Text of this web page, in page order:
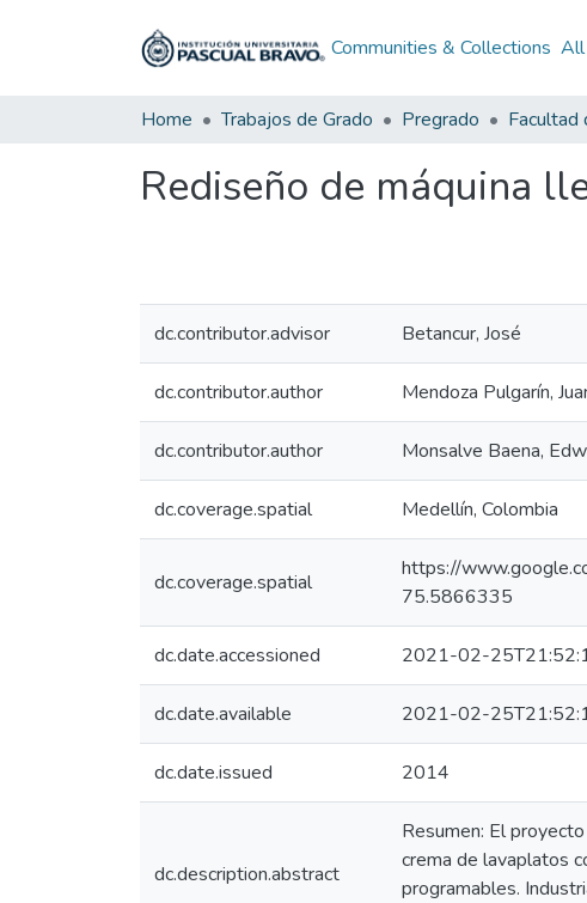
Communities & Collections All
Home Trabajos de Grado Pregrado Facultad
Rediseño de máquina
dc.contributor.advisor Betancur, José
dc.contributor.author Mendoza Pulgarín,
dc.contributor.author Monsalve Baena,
dc.coverage.spatial Medellín, Colombia
dc.coverage.spatial
https://
75.5866335
dc.date.accessioned 2021-02-
dc.date.available 2021-02-
dc.date.issued 2014
dc.description.abstract
Resumen: El
crema de lavaplatos
programables.